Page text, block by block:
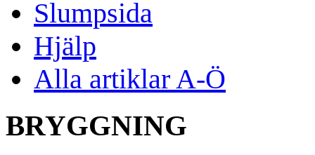
Slumpsida
Hjälp
Alla artiklar A-Ö
BRYGGNING